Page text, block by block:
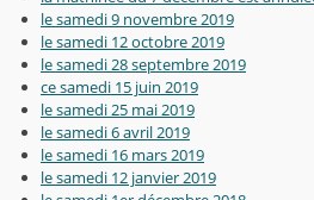
le samedi 9 novembre 2019
le samedi 12 octobre 2019
le samedi 28 septembre 2019
ce samedi 15 juin 2019
le samedi 25 mai 2019
le samedi 6 avril 2019
le samedi 16 mars 2019
le samedi 12 janvier 2019